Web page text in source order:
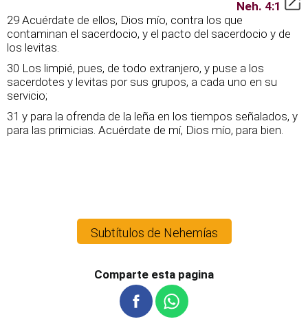
Neh. 4:1
29 Acuérdate de ellos, Dios mío, contra los que
contaminan el sacerdocio, y el pacto del sacerdocio y de
los levitas.
30 Los limpié, pues, de todo extranjero, y puse a los
sacerdotes y levitas por sus grupos, a cada uno en su
servicio;
31 y para la ofrenda de la leña en los tiempos señalados, y
para las primicias. Acuérdate de mí, Dios mío, para bien.
Subtítulos de Nehemías
Comparte esta pagina